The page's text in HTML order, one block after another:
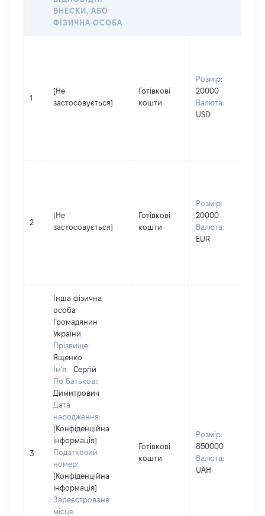
ВНЕСКИ, АБО
ФІЗИЧНА ОСОБА
1
[Не
застосовується]
Готівкові
кошти
Розмір:
20000
Валюта:
USD
2
[Не
застосовується]
Готівкові
кошти
Розмір:
20000
Валюта:
EUR
3
Інша фізична
особа
Громадянин
України
Прізвище:
Ященко
Ім'я:
Сергій
По батькові:
Димитрович
Дата
народження:
[Конфіденційна
інформація]
Податковий
номер:
[Конфіденційна
інформація]
Зареєстроване
місце
Готівкові
кошти
Розмір:
850000
Валюта:
UAH